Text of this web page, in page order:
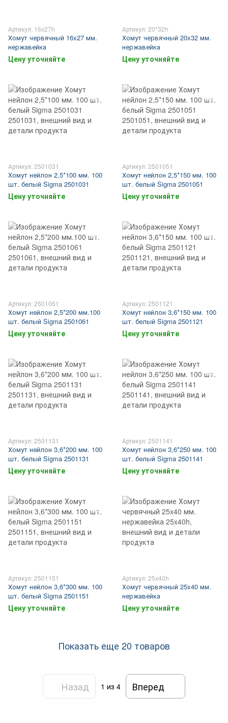
Артикул: 16x27h
Хомут червячный 16x27 мм.
нержавейка
Цену уточняйте
Артикул: 20*32h
Хомут червячный 20x32 мм.
нержавейка
Цену уточняйте
Артикул: 2501031
Хомут нейлон 2,5*100 мм. 100
шт. белый Sigma 2501031
Цену уточняйте
Артикул: 2501051
Хомут нейлон 2,5*150 мм. 100
шт. белый Sigma 2501051
Цену уточняйте
Артикул: 2501061
Хомут нейлон 2,5*200 мм.100
шт. белый Sigma 2501061
Цену уточняйте
Артикул: 2501121
Хомут нейлон 3,6*150 мм. 100
шт. белый Sigma 2501121
Цену уточняйте
Артикул: 2501131
Хомут нейлон 3,6*200 мм. 100
шт. белый Sigma 2501131
Цену уточняйте
Артикул: 2501141
Хомут нейлон 3,6*250 мм. 100
шт. белый Sigma 2501141
Цену уточняйте
Артикул: 2501151
Хомут нейлон 3,6*300 мм. 100
шт. белый Sigma 2501151
Цену уточняйте
Артикул: 25x40h
Хомут червячный 25x40 мм.
нержавейка
Цену уточняйте
Показать еще 20 товаров
Назад 1 из 4 Вперед